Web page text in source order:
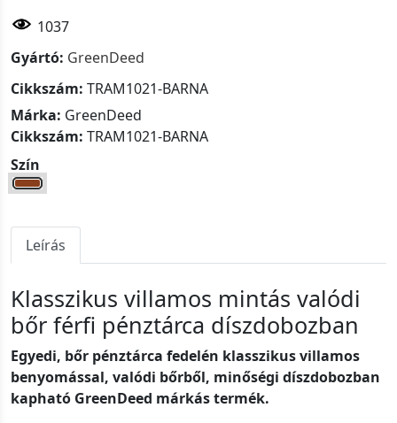
1037
Gyártó: GreenDeed
Cikkszám: TRAM1021-BARNA
Márka: GreenDeed
Cikkszám: TRAM1021-BARNA
Szín
Leírás
Klasszikus villamos mintás valódi
bőr férfi pénztárca díszdobozban
Egyedi, bőr pénztárca fedelén klasszikus villamos
benyomással, valódi bőrből, minőségi díszdobozban
kapható GreenDeed márkás termék.